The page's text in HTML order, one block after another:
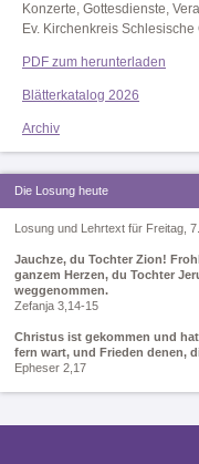
Konzerte, Gottesdienste,
Ev. Kirchenkreis
PDF zum herunterladen
Blätterkatalog 2026
Archiv
Die Losung heute
Losung und Lehrtext für Freitag,
Jauchze, du Tochter Zion!
ganzem Herzen, du Tochter
weggenommen.
Zefanja 3,14-15
Christus ist gekommen und
fern wart, und Frieden denen,
Epheser 2,17